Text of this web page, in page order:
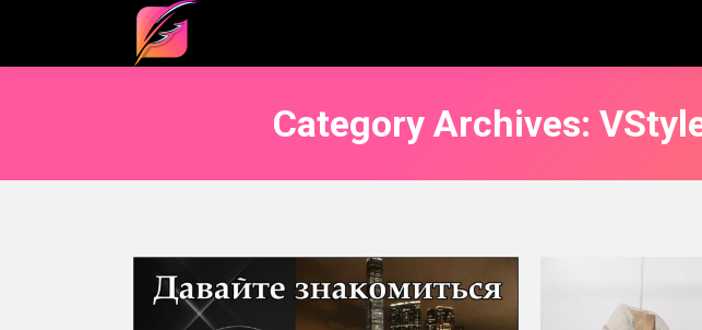
Category Archives: